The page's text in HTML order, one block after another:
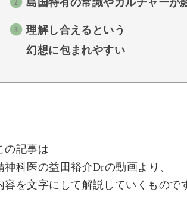
理解し合えるという
幻想に包まれやすい
の記事は
神科医の益田裕介Drの動画より、
容を文字にして解説していくもので